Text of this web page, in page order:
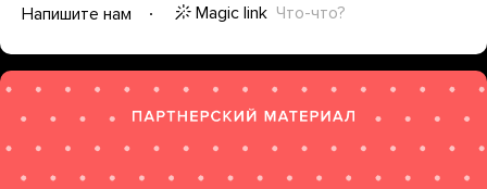
Напишите нам
Magic link Что-что?